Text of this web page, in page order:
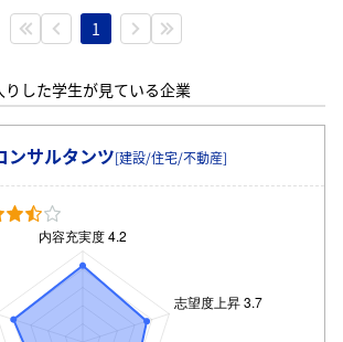
1
りした学生が見ている企業
ンサルタンツ[建設/住宅/不動産]